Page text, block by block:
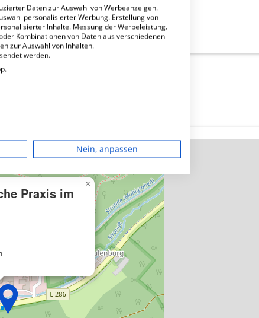
im EVK?
Praxis im
×
Daten zur Auswahl von Werbeanzeigen.
personalisierter Werbung. Erstellung von
Inhalte. Messung der Werbeleistung.
Kombinationen von Daten aus verschiedenen
zur Auswahl von Inhalten.
werden.
Nein, anpassen